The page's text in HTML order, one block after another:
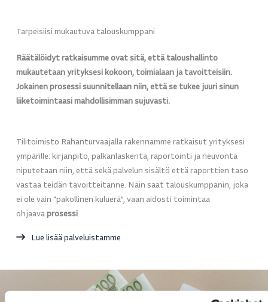
Tarpeisiisi mukautuva talouskumppani
Räätälöidyt ratkaisumme ovat sitä, että taloushallinto
mukautetaan yrityksesi kokoon, toimialaan ja tavoitteisiin.
Jokainen prosessi suunnitellaan niin, että se tukee juuri sinun
liiketoimintaasi mahdollisimman sujuvasti.
Tilitoimisto Rahanturvaajalla rakennamme ratkaisut yrityksesi
ympärille: kirjanpito, palkanlaskenta, raportointi ja neuvonta
niputetaan niin, että sekä palvelun sisältö että raporttien taso
vastaa teidän tavoitteitanne. Näin saat talouskumppanin, joka
ei ole vain “pakollinen kuluerä”, vaan aidosti toimintaa
ohjaava prosessi.
Lue lisää palveluistamme